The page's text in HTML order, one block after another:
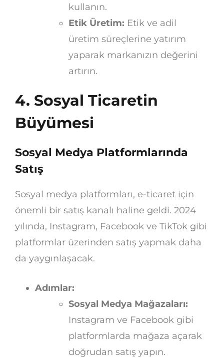
kullanın.
Etik Üretim: Etik ve adil
üretim süreçlerine yatırım
yaparak markanızın değerini
artırın.
4. Sosyal Ticaretin
Büyümesi
Sosyal Medya Platformlarında
Satış
Sosyal medya platformları, e-ticaret için
önemli bir satış kanalı haline geldi. 2024
yılında, Instagram, Facebook ve TikTok gibi
platformlar üzerinden satış yapmak daha
da yaygınlaşacak.
Adımlar:
Sosyal Medya Mağazaları:
Instagram ve Facebook gibi
platformlarda mağaza açarak
doğrudan satış yapın.